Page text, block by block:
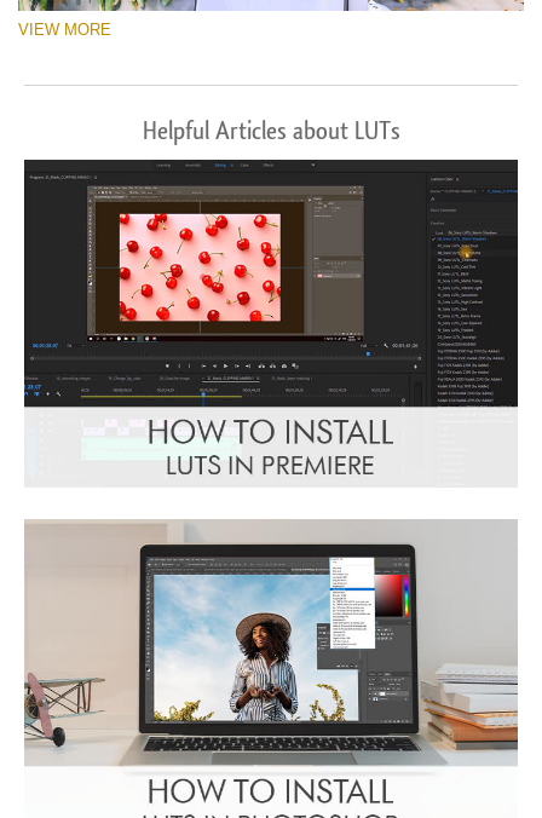
VIEW MORE
Helpful Articles about LUTs